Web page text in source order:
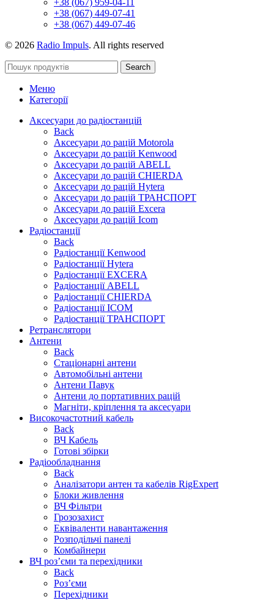
+38 (067) 449-07-41
+38 (067) 449-07-46
© 2026 Radio Impuls. All rights reserved
Search
Меню
Категорії
Аксесуари до радіостанцій
Back
Аксесуари до рацій Motorola
Аксесуари до рацій Kenwood
Аксесуари до рацій ABELL
Аксесуари до рацій CHIERDA
Аксесуари до рацій Hytera
Аксесуари до рацій ТРАНСПОРТ
Аксесуари до рацій Excera
Аксесуари до рацій Icom
Радіостанції
Back
Радіостанції Kenwood
Радіостанції Hytera
Радіостанції EXCERA
Радіостанції ABELL
Радіостанції CHIERDA
Радіостанції ICOM
Радіостанції ТРАНСПОРТ
Ретранслятори
Антени
Back
Стаціонарні антени
Автомобільні антени
Антени Павук
Антени до портативних рацій
Магніти, кріплення та аксесуари
Високочастотний кабель
Back
ВЧ Кабель
Готові збірки
Радіообладнання
Back
Аналізатори антен та кабелів RigExpert
Блоки живлення
ВЧ Фільтри
Грозозахист
Еквіваленти навантаження
Розподільчі панелі
Комбайнери
ВЧ роз’єми та перехідники
Back
Роз’єми
Перехідники